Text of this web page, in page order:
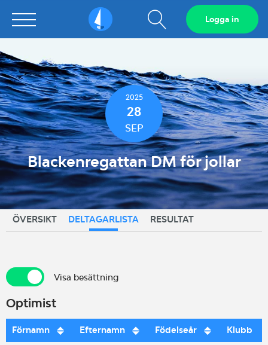
Sailarena Visa
sökfält
Logga in
2025
28
SEP
Blackenregattan DM för jollar
ÖVERSIKT DELTAGARLISTA RESULTAT
Visa besättningVisa besättning
Optimist
Förnamn Efternamn Födelseår Klubb